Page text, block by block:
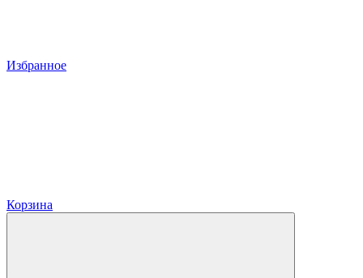
Избранное
Корзина